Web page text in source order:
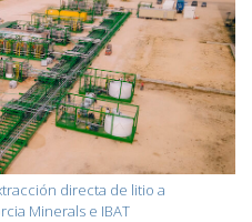
directa de litio a
Minerals e IBAT